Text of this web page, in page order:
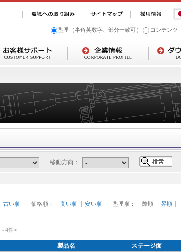
型番（半角英数字、部分一致可） コンテンツ
移動方向：
古い順 価格順： 高い順 安い順 型番順： 降順 昇順
～4件>
製品名 ステージ面